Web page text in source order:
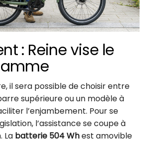
: Reine vise le
il sera possible de choisir entre
supérieure ou un modèle à
l’enjambement. Pour se
l’assistance se coupe à
La batterie 504 Whest amovible